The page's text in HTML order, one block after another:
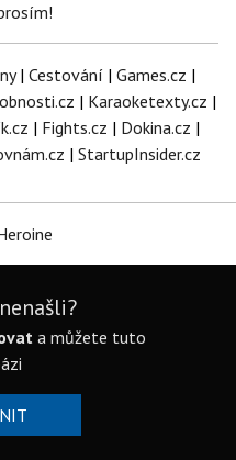
| Cestování | Games.cz |
| Karaoketexty.cz |
| Fights.cz | Dokina.cz |
| StartupInsider.cz
a můžete tuto